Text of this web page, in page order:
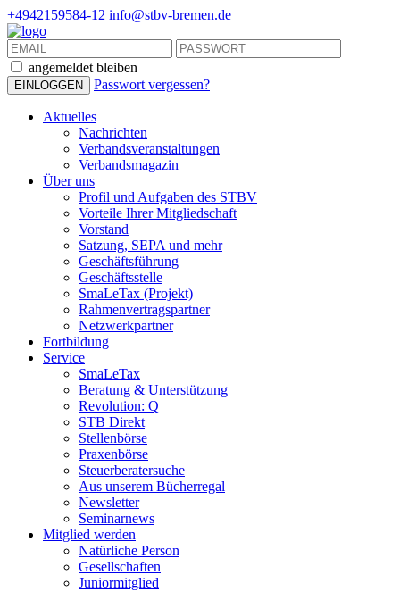
+4942159584-12 info@stbv-bremen.de
angemeldet bleiben
Passwort vergessen?
Aktuelles
Nachrichten
Verbandsveranstaltungen
Verbandsmagazin
Über uns
Profil und Aufgaben des STBV
Vorteile Ihrer Mitgliedschaft
Vorstand
Satzung, SEPA und mehr
Geschäftsführung
Geschäftsstelle
SmaLeTax (Projekt)
Rahmenvertragspartner
Netzwerkpartner
Fortbildung
Service
SmaLeTax
Beratung & Unterstützung
Revolution: Q
STB Direkt
Stellenbörse
Praxenbörse
Steuerberatersuche
Aus unserem Bücherregal
Newsletter
Seminarnews
Mitglied werden
Natürliche Person
Gesellschaften
Juniormitglied